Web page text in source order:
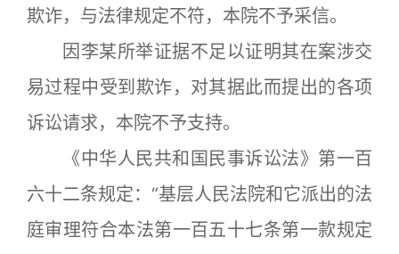
欺诈，与法律规定不符，本院不予采信。
因李某所举证据不足以证明其在案涉交
易过程中受到欺诈，对其据此而提出的各项
诉讼请求，本院不予支持。
《中华人民共和国民事诉讼法》第一百
六十二条规定：“基层人民法院和它派出的法
庭审理符合本法第一百五十七条第一款规定